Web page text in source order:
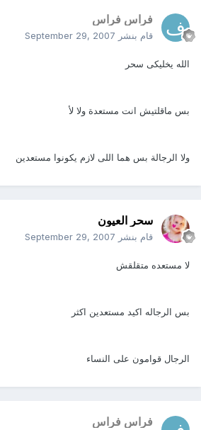
فراس فراس
قام بنشر September 29, 2007
الله يخليكى سحر
بس ماقلتيش انت مستعدة ولا لأ
ولا الرجالة بس هما اللى لازم يكونوا مستعدين
سحر العيون
قام بنشر September 29, 2007
لا مستعده متقلقش
بس الرجاله اكيد مستعدين اكثر
الرجال قوامون على النساء
فراس فراس